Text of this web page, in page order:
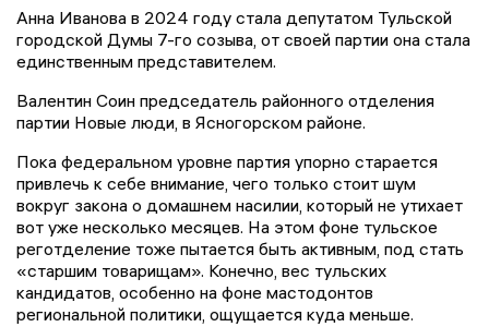
Анна Иванова в 2024 году стала депутатом Тульской
городской Думы 7-го созыва, от своей партии она стала
единственным представителем.
Валентин Соин председатель районного отделения
партии Новые люди, в Ясногорском районе.
Пока федеральном уровне партия упорно старается
привлечь к себе внимание, чего только стоит шум
вокруг закона о домашнем насилии, который не утихает
вот уже несколько месяцев. На этом фоне тульское
реготделение тоже пытается быть активным, под стать
«старшим товарищам». Конечно, вес тульских
кандидатов, особенно на фоне мастодонтов
региональной политики, ощущается куда меньше.